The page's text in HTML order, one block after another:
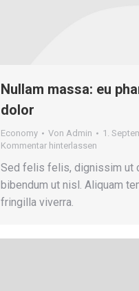
Nullam massa: eu
dolor
Economy Von Admin
1.
Kommentar hinterlassen
Sed felis felis, dignissim ut
bibendum ut nisl. Aliquam
fringilla viverra.